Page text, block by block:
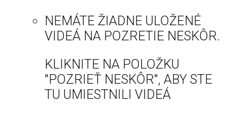
NEMÁTE ŽIADNE ULOŽENÉ
VIDEÁ NA POZRETIE NESKÔR.
KLIKNITE NA POLOŽKU
"POZRIEŤ NESKÔR", ABY STE
TU UMIESTNILI VIDEÁ